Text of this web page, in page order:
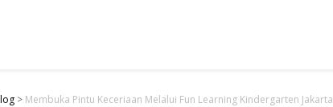
> Membuka Pintu Keceriaan Melalui Fun Learning Kindergarten Jakarta